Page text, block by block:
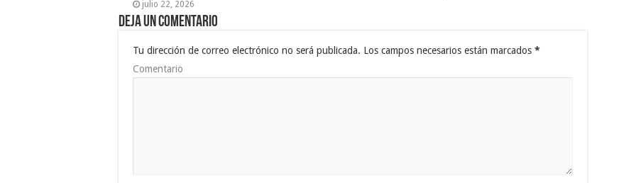
julio 22, 2026
Deja un comentario
Tu dirección de correo electrónico no será publicada. Los campos necesarios están marcados *
Comentario